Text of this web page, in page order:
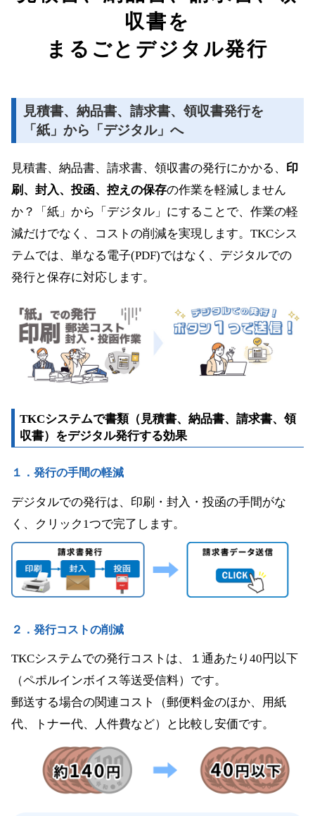
収書を
まるごとデジタル発行
見積書、納品書、請求書、領収書発行を
「紙」から「デジタル」へ
見積書、納品書、請求書、領収書の発行にかかる、 印
刷、封入、投函、控えの保存の作業を軽減しません
か？「紙」から「デジタル」にすることで、作業の軽
減だけでなく、コストの削減を実現します。TKCシス
テムでは、単なる電子(PDF)ではなく、デジタルでの
発行と保存に対応します。
TKCシステムで書類（見積書、納品書、請求書、領
収書）をデジタル発行する効果
１．発行の手間の軽減
デジタルでの発行は、印刷・封入・投函の手間がな
く、クリック1つで完了します。
２．発行コストの削減
TKCシステムでの発行コストは、１通あたり40円以下
（ペポルインボイス等送受信料）です。
郵送する場合の関連コスト（郵便料金のほか、用紙
代、トナー代、人件費など）と比較し安価です。